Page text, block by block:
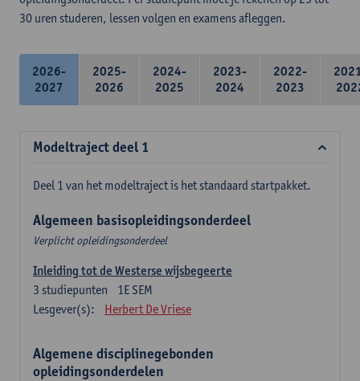
30 uren studeren, lessen volgen en examens afleggen.
2026-
2027
2025-
2026
2024-
2025
2023-
2024
2022-
2023
Modeltraject deel 1
Deel 1 van het modeltraject is het standaard startpakket.
Algemeen basisopleidingsonderdeel
Verplicht opleidingsonderdeel
Inleiding tot de Westerse wijsbegeerte
1E SEM
3 studiepunten
Lesgever(s):
Herbert De Vriese
Algemene disciplinegebonden
opleidingsonderdelen